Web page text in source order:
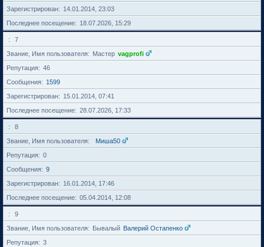
Зарегистрирован
14.01.2014, 23:03
Последнее посещение
18.07.2026, 15:29
7
Звание, Имя пользователя
Мастер vagprofi
Репутация
46
Сообщения
1599
Зарегистрирован
15.01.2014, 07:41
Последнее посещение
28.07.2026, 17:33
8
Звание, Имя пользователя
Миша50
Репутация
0
Сообщения
9
Зарегистрирован
16.01.2014, 17:46
Последнее посещение
05.04.2014, 12:08
9
Звание, Имя пользователя
Бывалый Валерий Остапенко
Репутация
3